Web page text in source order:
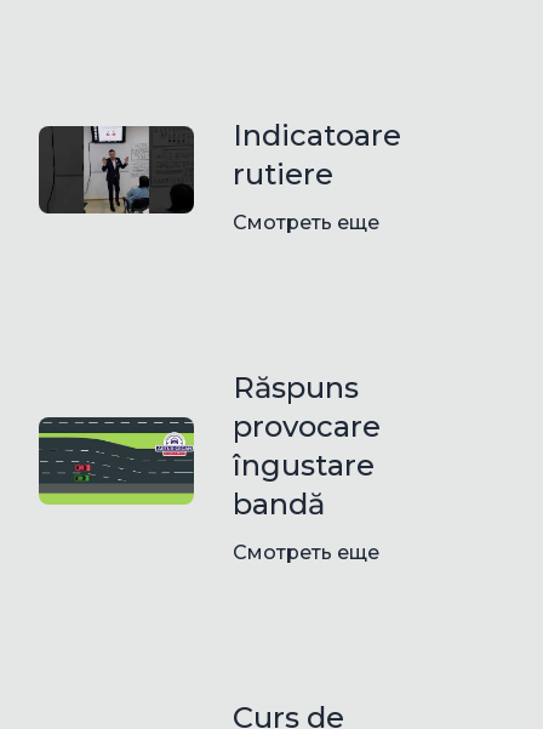
Indicatoare
rutiere
Смотреть еще
Răspuns
provocare
îngustare
bandă
Смотреть еще
Curs de